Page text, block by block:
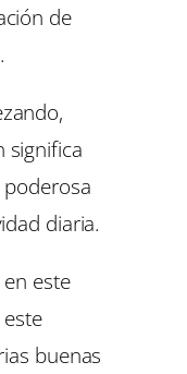
de
significa
diaria.
este
buenas